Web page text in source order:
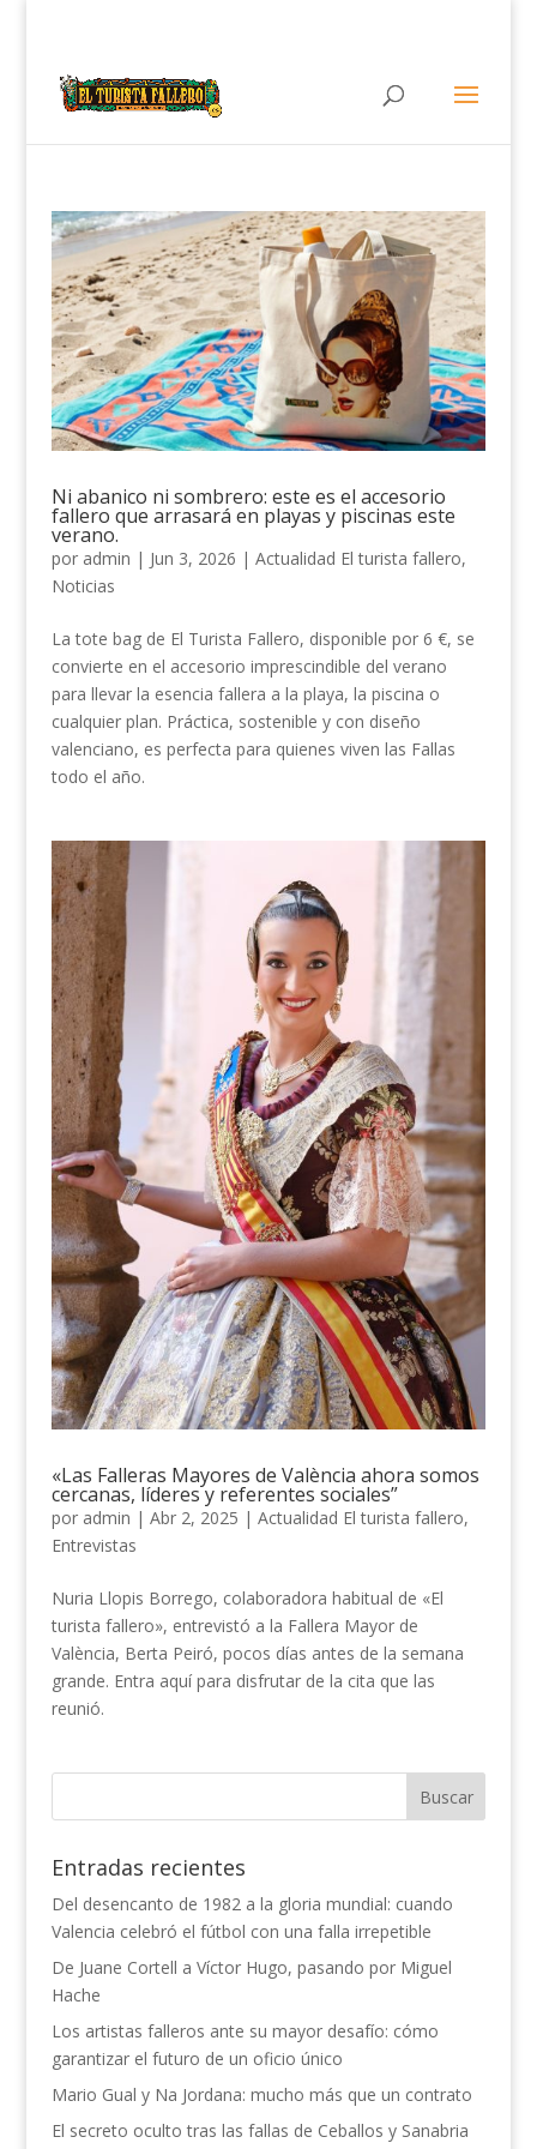
Ni abanico ni sombrero: este es el accesorio
fallero que arrasará en playas y piscinas este
verano.
por admin | Jun 3, 2026 | Actualidad El turista fallero,
Noticias
La tote bag de El Turista Fallero, disponible por 6 €, se
convierte en el accesorio imprescindible del verano
para llevar la esencia fallera a la playa, la piscina o
cualquier plan. Práctica, sostenible y con diseño
valenciano, es perfecta para quienes viven las Fallas
todo el año.
«Las Falleras Mayores de València ahora somos
cercanas, líderes y referentes sociales”
por admin | Abr 2, 2025 | Actualidad El turista fallero,
Entrevistas
Nuria Llopis Borrego, colaboradora habitual de «El
turista fallero», entrevistó a la Fallera Mayor de
València, Berta Peiró, pocos días antes de la semana
grande. Entra aquí para disfrutar de la cita que las
reunió.
Entradas recientes
Del desencanto de 1982 a la gloria mundial: cuando
Valencia celebró el fútbol con una falla irrepetible
De Juane Cortell a Víctor Hugo, pasando por Miguel
Hache
Los artistas falleros ante su mayor desafío: cómo
garantizar el futuro de un oficio único
Mario Gual y Na Jordana: mucho más que un contrato
El secreto oculto tras las fallas de Ceballos y Sanabria